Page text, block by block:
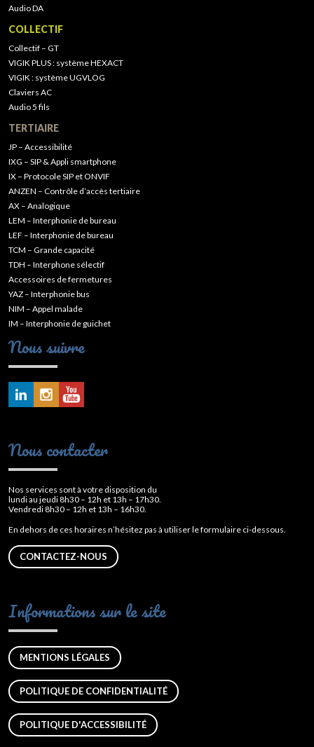
Audio DA
COLLECTIF
Collectif – GT
VIGIK PLUS : système HEXACT
VIGIK : système UGVLOG
Claviers AC
Audio 5 fils
TERTIAIRE
JP – Accessibilité
IXG – SIP & Appli smartphone
IX – Protocole SIP et ONVIF
ANZEN – Contrôle d’accès tertiaire
AX – Analogique
LEM – Interphonie de bureau
LEF – Interphonie de bureau
TCM – Grande capacité
TDH – Interphone sélectif
Accessoires de fermetures
YAZ – Interphonie bus
NIM – Appel malade
IM – Interphonie de guichet
Nous suivre
Nous contacter
Nos services sont à votre disposition du
lundi au jeudi 8h30 – 12h et 13h – 17h30.
Vendredi 8h30 – 12h et 13h – 16h30.
En dehors de ces horaires n’hésitez pas à utiliser le formulaire ci-dessous.
CONTACTEZ-NOUS
Informations sur le site
MENTIONS LÉGALES
POLITIQUE DE CONFIDENTIALITÉ
POLITIQUE D'ACCESSIBILITÉ